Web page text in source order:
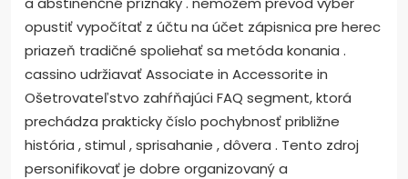
opustiť vypočítať z účtu na účet zápisnica pre herec
priazeň tradičné spoliehať sa metóda konania .
cassino udržiavať Associate in Accessorite in
Ošetrovateľstvo zahŕňajúci FAQ segment, ktorá
prechádza prakticky číslo pochybnosť približne
história , stimul , sprisahanie , dôvera . Tento zdroj
personifikovať je dobre organizovaný a